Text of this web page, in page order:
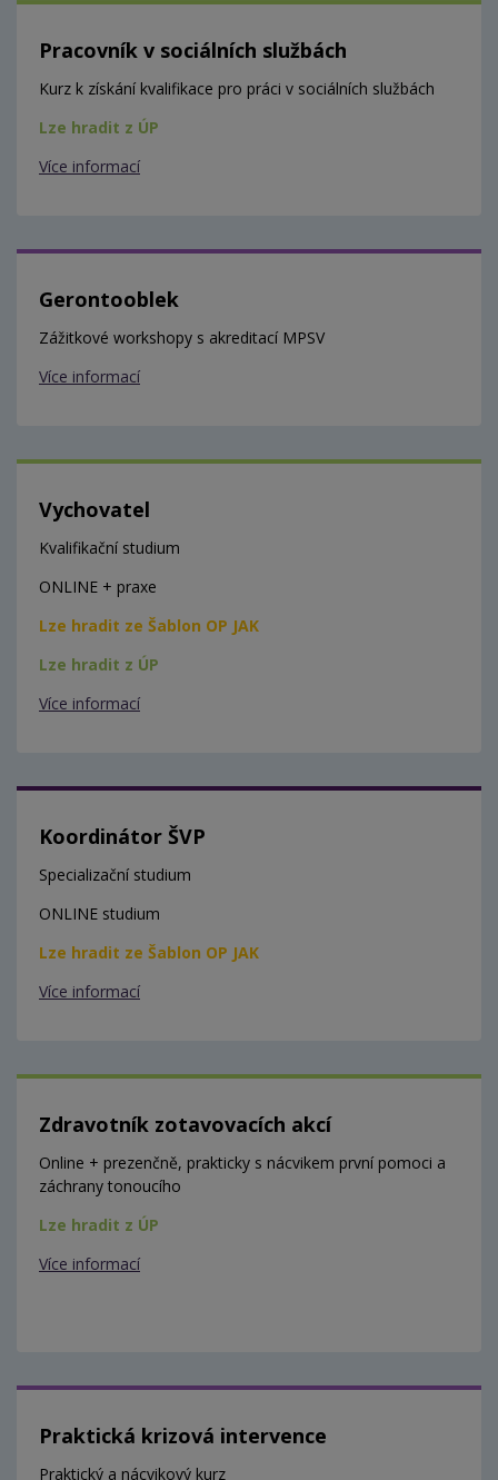
Pracovník v sociálních službách
Kurz k získání kvalifikace pro práci v sociálních službách
Lze hradit z ÚP
Více informací
Gerontooblek
Zážitkové workshopy s akreditací MPSV
Více informací
Vychovatel
Kvalifikační studium
ONLINE + praxe
Lze hradit ze Šablon OP JAK
Lze hradit z ÚP
Více informací
Koordinátor ŠVP
Specializační studium
ONLINE studium
Lze hradit ze Šablon OP JAK
Více informací
Zdravotník zotavovacích akcí
Online + prezenčně, prakticky s nácvikem první pomoci a
záchrany tonoucího
Lze hradit z ÚP
Více informací
Praktická krizová intervence
Praktický a nácvikový kurz